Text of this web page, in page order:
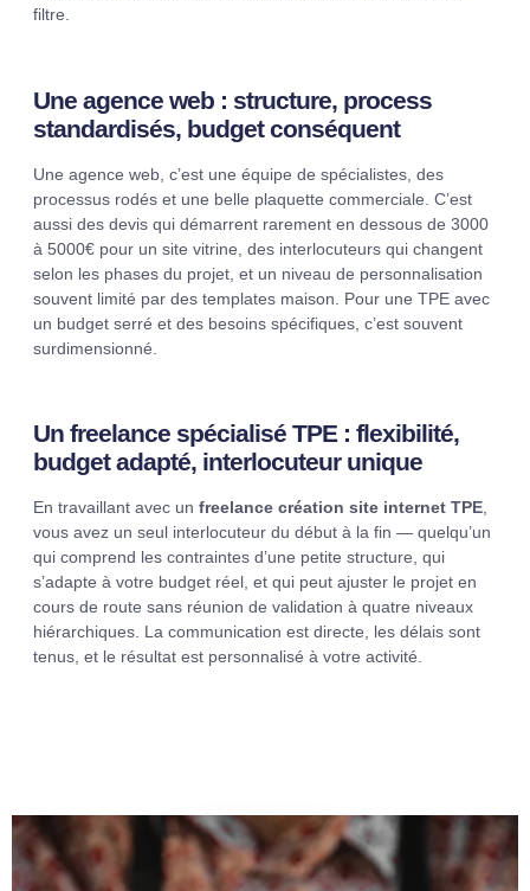
filtre.
Une agence web : structure, process
standardisés, budget conséquent
Une agence web, c’est une équipe de spécialistes, des
processus rodés et une belle plaquette commerciale. C’est
aussi des devis qui démarrent rarement en dessous de 3000
à 5000€ pour un site vitrine, des interlocuteurs qui changent
selon les phases du projet, et un niveau de personnalisation
souvent limité par des templates maison. Pour une TPE avec
un budget serré et des besoins spécifiques, c’est souvent
surdimensionné.
Un freelance spécialisé TPE : flexibilité,
budget adapté, interlocuteur unique
En travaillant avec un freelance création site internet TPE,
vous avez un seul interlocuteur du début à la fin — quelqu’un
qui comprend les contraintes d’une petite structure, qui
s’adapte à votre budget réel, et qui peut ajuster le projet en
cours de route sans réunion de validation à quatre niveaux
hiérarchiques. La communication est directe, les délais sont
tenus, et le résultat est personnalisé à votre activité.